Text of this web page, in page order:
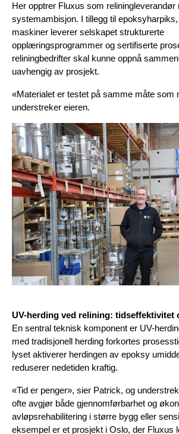
Her opptrer Fluxus som reliningleverandør
systemambisjon. I tillegg til
maskiner leverer selskapet strukturerte
opplæringsprogrammer og sertifiserte
reliningbedrifter skal kunne oppnå
uavhengig av prosjekt.
«Materialet er testet på samme måte som
understreker eieren.
UV-herding ved relining: tidseffektivitet
En sentral teknisk komponent er UV-
med tradisjonell herding forkortes
lyset aktiverer herdingen av epoksy
reduserer nedetiden kraftig.
«Tid er penger», sier Patrick, og
ofte avgjør både gjennomførbarhet og
avløpsrehabilitering i større bygg eller
eksempel er et prosjekt i Oslo, der Fluxus